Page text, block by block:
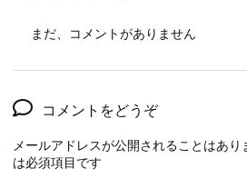
まだ、コメントがありません
コメントをどうぞ
メールアドレスが公開されることはあり
は必須項目です